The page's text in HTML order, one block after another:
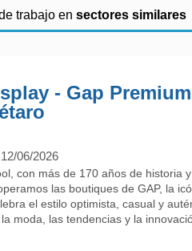
trabajo en sectores similares
- Gap Premium
12/06/2026
con más de 170 años de historia
las boutiques de GAP, la
el estilo optimista, casual y
moda, las tendencias y la